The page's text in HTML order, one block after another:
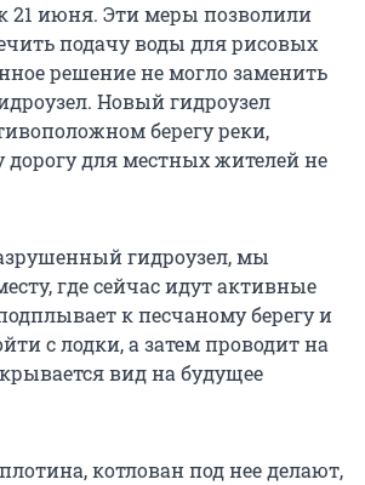
21 июня. Эти меры позволили
подачу воды для рисовых
решение не могло заменить
Новый гидроузел
берегу реки,
для местных жителей не
гидроузел, мы
где сейчас идут активные
к песчаному берегу и
с лодки, а затем проводит на
вид на будущее
котлован под нее делают,